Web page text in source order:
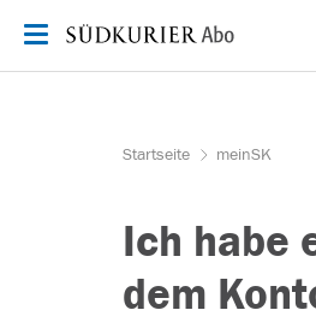
Startseite meinSK
Ich habe
dem